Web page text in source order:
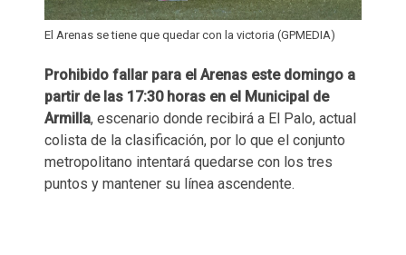
El Arenas se tiene que quedar con la victoria (GPMEDIA)
Prohibido fallar para el Arenas este domingo a
partir de las 17:30 horas en el Municipal de
Armilla, escenario donde recibirá a El Palo, actual
colista de la clasificación, por lo que el conjunto
metropolitano intentará quedarse con los tres
puntos y mantener su línea ascendente.